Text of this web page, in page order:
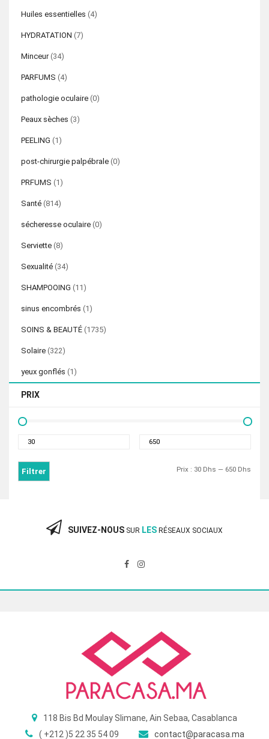
Huiles essentielles (4)
HYDRATATION (7)
Minceur (34)
PARFUMS (4)
pathologie oculaire (0)
Peaux sèches (3)
PEELING (1)
post-chirurgie palpébrale (0)
PRFUMS (1)
Santé (814)
sécheresse oculaire (0)
Serviette (8)
Sexualité (34)
SHAMPOOING (11)
sinus encombrés (1)
SOINS & BEAUTÉ (1735)
Solaire (322)
yeux gonflés (1)
PRIX
Filtrer Prix : 30 Dhs — 650 Dhs
SUIVEZ-NOUS SUR LES RÉSEAUX SOCIAUX
118 Bis Bd Moulay Slimane, Ain Sebaa, Casablanca
( +212 )5 22 35 54 09
contact@paracasa.ma